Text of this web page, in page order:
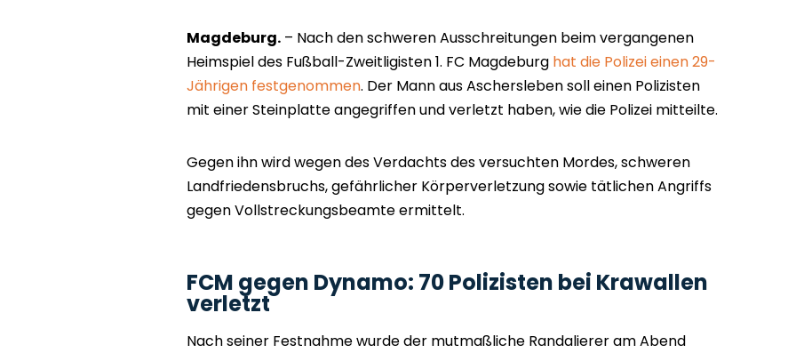
Magdeburg. – Nach den schweren Ausschreitungen beim vergangenen
Heimspiel des Fußball-Zweitligisten 1. FC Magdeburg hat die Polizei einen 29-
Jährigen festgenommen. Der Mann aus Aschersleben soll einen Polizisten
mit einer Steinplatte angegriffen und verletzt haben, wie die Polizei mitteilte.
Gegen ihn wird wegen des Verdachts des versuchten Mordes, schweren
Landfriedensbruchs, gefährlicher Körperverletzung sowie tätlichen Angriffs
gegen Vollstreckungsbeamte ermittelt.
FCM gegen Dynamo: 70 Polizisten bei Krawallen
verletzt
Nach seiner Festnahme wurde der mutmaßliche Randalierer am Abend